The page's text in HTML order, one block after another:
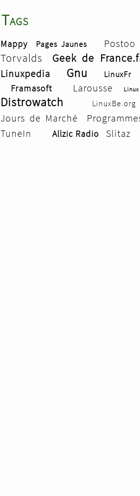
Tags
Mappy Pages Jaunes Postoo
Torvalds
Geek de
Linuxpedia Gnu LinuxFr
Framasoft Larousse
Distrowatch LinuxBe.org
Jours de Marché
TuneIn Allzic Radio Slitaz